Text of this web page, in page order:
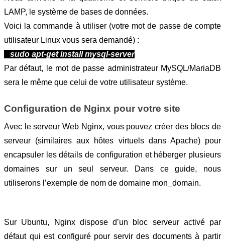
LAMP, le système de bases de données.
Voici la commande à utiliser (votre mot de passe de compte
utilisateur Linux vous sera demandé) :
sudo apt-get install mysql-server
Par défaut, le mot de passe administrateur MySQL/MariaDB
sera le même que celui de votre utilisateur système.
Configuration de Nginx pour votre site
Avec le serveur Web Nginx, vous pouvez créer des blocs de
serveur (similaires aux hôtes virtuels dans Apache) pour
encapsuler les détails de configuration et héberger plusieurs
domaines sur un seul serveur. Dans ce guide, nous
utiliserons l’exemple de nom de domaine mon_domain.
Sur Ubuntu, Nginx dispose d’un bloc serveur activé par
défaut qui est configuré pour servir des documents à partir